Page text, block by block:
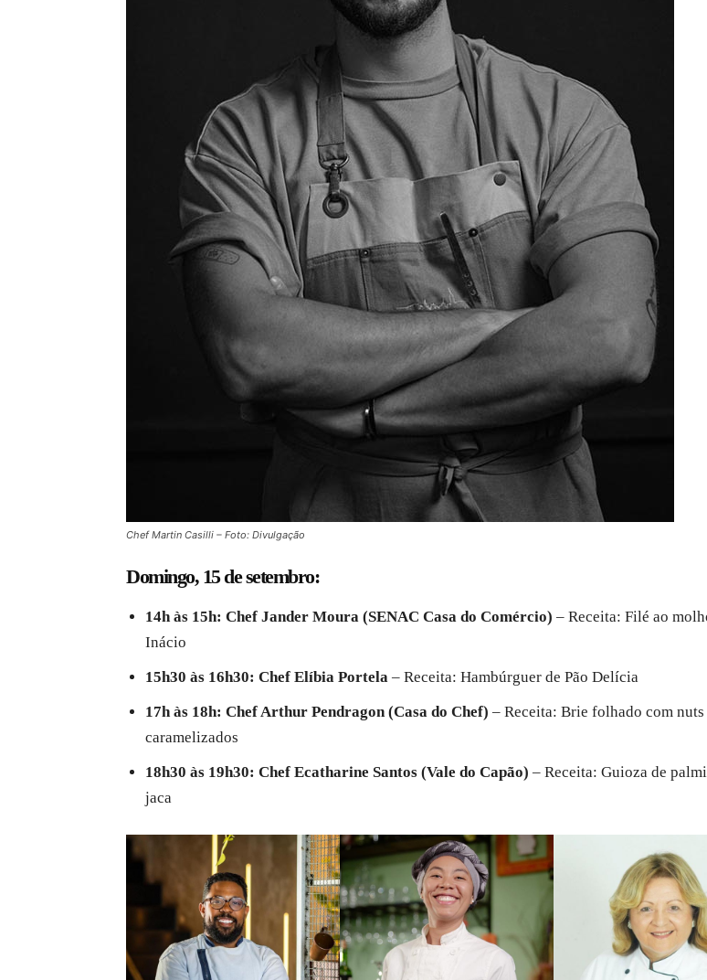
Chef Martin Casilli – Foto: Divulgação
Domingo, 15 de setembro:
14h às 15h: Chef Jander Moura (SENAC Casa do Comércio) – Receita: Filé ao
Inácio
15h30 às 16h30: Chef Elíbia Portela – Receita: Hambúrguer de Pão Delícia
17h às 18h: Chef Arthur Pendragon (Casa do Chef) – Receita: Brie folhado com nuts
caramelizados
18h30 às 19h30: Chef Ecatharine Santos (Vale do Capão) – Receita: Guioza de
jaca